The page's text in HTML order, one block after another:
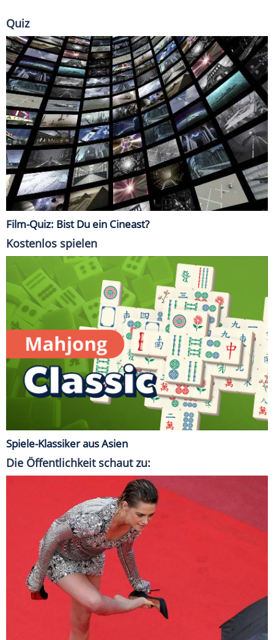
Quiz
Film-Quiz: Bist Du ein Cineast?
Kostenlos spielen
Spiele-Klassiker aus Asien
Die Öffentlichkeit schaut zu: